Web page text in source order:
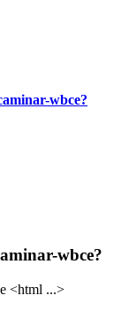
wbce?
wbce?
<html ...>